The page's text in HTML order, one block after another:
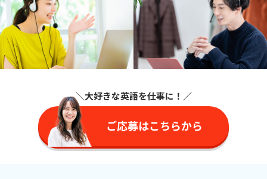
＼大好きな英語を仕事に ！／
ご応募はこちらから